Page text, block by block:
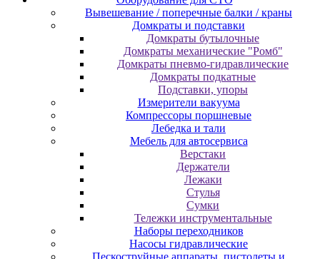
Вывешевание / поперечные балки / краны
Домкраты и подставки
Домкраты бутылочные
Домкраты механические "Ромб"
Домкраты пневмо-гидравлические
Домкраты подкатные
Подставки, упоры
Измерители вакуума
Компрессоры поршневые
Лебедка и тали
Мебель для автосервиса
Верстаки
Держатели
Лежаки
Стулья
Сумки
Тележки инструментальные
Наборы переходников
Насосы гидравлические
Пескоструйные аппараты, пистолеты и